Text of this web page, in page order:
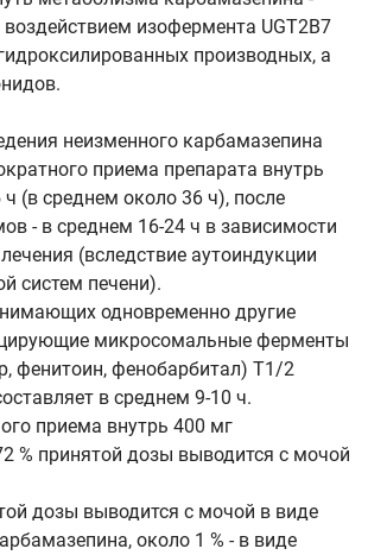
изофермента UGT2B7
производных, а
неизменного карбамазепина
приема препарата внутрь
ч (в среднем около 36 ч), после
- в среднем 16-24 ч в зависимости
(вследствие аутоиндукции
систем печени).
одновременно другие
микросомальные ферменты
фенитоин, фенобарбитал) T1/2
в среднем 9-10 ч.
приема внутрь 400 мг
% принятой дозы выводится с мочой
дозы выводится с мочой в виде
около 1 % - в виде